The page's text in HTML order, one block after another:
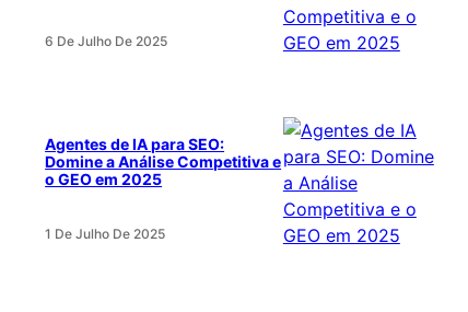
6 De Julho De 2025
Agentes de IA para SEO:
Domine a Análise Competitiva e
o GEO em 2025
1 De Julho De 2025